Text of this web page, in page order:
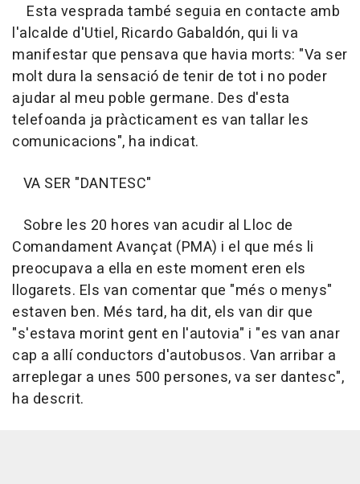
Esta vesprada també seguia en contacte amb
l'alcalde d'Utiel, Ricardo Gabaldón, qui li va
manifestar que pensava que havia morts: "Va ser
molt dura la sensació de tenir de tot i no poder
ajudar al meu poble germane. Des d'esta
telefoanda ja pràcticament es van tallar les
comunicacions", ha indicat.
VA SER "DANTESC"
Sobre les 20 hores van acudir al Lloc de
Comandament Avançat (PMA) i el que més li
preocupava a ella en este moment eren els
llogarets. Els van comentar que "més o menys"
estaven ben. Més tard, ha dit, els van dir que
"s'estava morint gent en l'autovia" i "es van anar
cap a allí conductors d'autobusos. Van arribar a
arreplegar a unes 500 persones, va ser dantesc",
ha descrit.